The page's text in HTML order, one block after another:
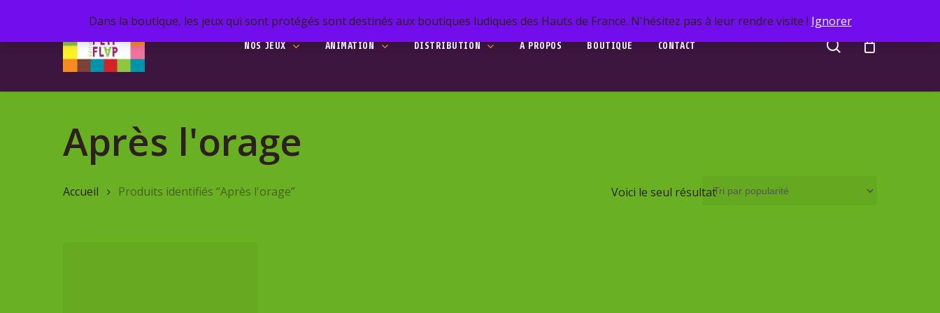
Dans la boutique, les jeux qui sont protégés sont destinés aux boutiques ludiques des Hauts de France. N'hésitez pas à leur rendre visite ! Ignorer
Hit enter to search or ESC to close
NOS JEUX ANIMATION DISTRIBUTION A PROPOS BOUTIQUE CONTACT search
Après l'orage
Voici le seul résultat
Accueil Produits identifiés “Après l'orage”